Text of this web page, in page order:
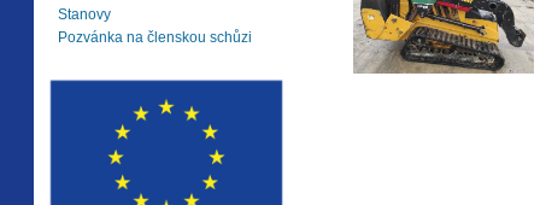
Stanovy
Pozvánka na členskou schůzi